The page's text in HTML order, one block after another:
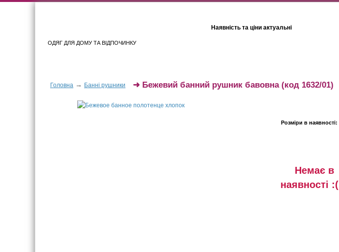
ОДЯГ ДЛЯ ДОМУ ТА ВІДПОЧИНКУ
Наявність та ціни актуальні
Головна → Банні рушники ➜ Бежевий банний рушник бавовна(код 1632/01)
Розміри в наявності:
Немає в
наявностi :(